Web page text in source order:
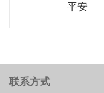
平安
联系方式